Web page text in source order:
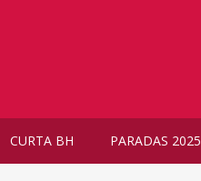
CURTA BH PARADAS 2025